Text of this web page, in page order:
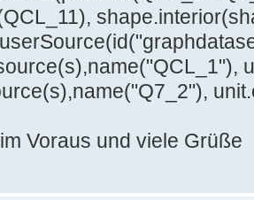
Voraus und viele Grüße